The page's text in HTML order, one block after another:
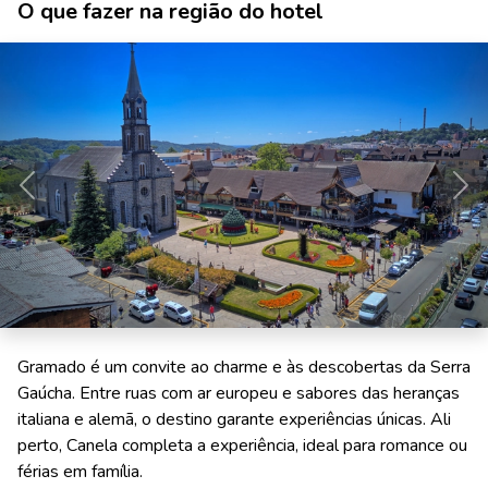
O que fazer na região do hotel
Anterior
Gramado é um convite ao charme e às descobertas da Serra
Gaúcha. Entre ruas com ar europeu e sabores das heranças
italiana e alemã, o destino garante experiências únicas. Ali
perto, Canela completa a experiência, ideal para romance ou
férias em família.